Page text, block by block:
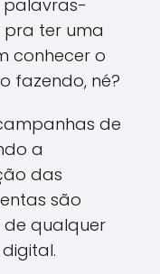
palavras-
pra ter uma
conhecer o
fazendo, né?
de
a
das
são
de qualquer